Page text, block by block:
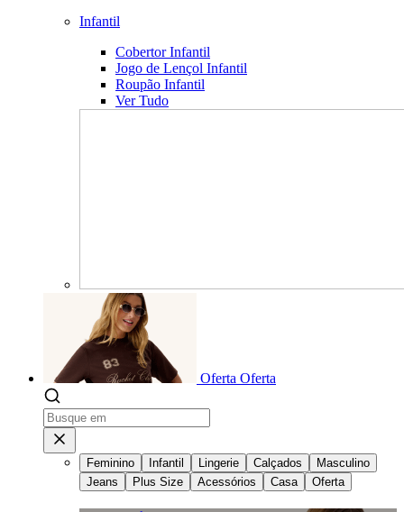
Infantil
Cobertor Infantil
Jogo de Lençol Infantil
Roupão Infantil
Ver Tudo
Oferta Oferta
Feminino Infantil Lingerie Calçados
Masculino
Jeans
Plus Size Acessórios Casa Oferta